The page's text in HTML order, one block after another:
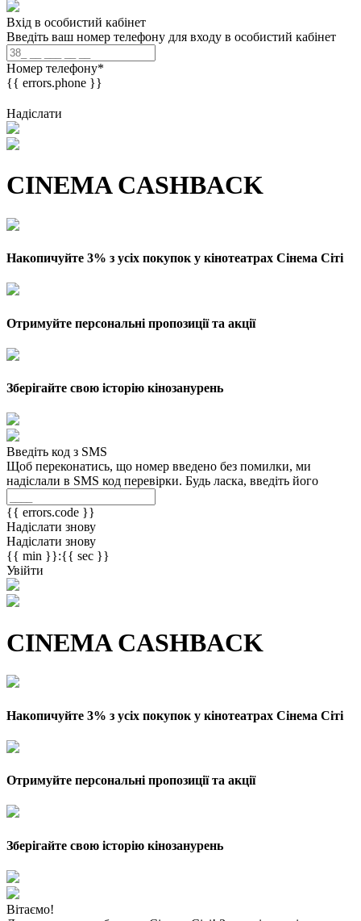
Вхід в особистий кабінет
Введіть ваш номер телефону для входу в особистий кабінет
Номер телефону*
{{ errors.phone }}
Надіслати
CINEMA CASHBACK
Накопичуйте 3% з усіх покупок у кінотеатрах Сінема Сіті
Отримуйте персональні пропозиції та акції
Зберігайте свою історію кінозанурень
Введіть код з SMS
Щоб переконатись, що номер введено без помилки, ми
надіслали в SMS код перевірки. Будь ласка, введіть його
{{ errors.code }}
Надіслати знову
Надіслати знову
{{ min }}:{{ sec }}
Увійти
CINEMA CASHBACK
Накопичуйте 3% з усіх покупок у кінотеатрах Сінема Сіті
Отримуйте персональні пропозиції та акції
Зберігайте свою історію кінозанурень
Вітаємо!